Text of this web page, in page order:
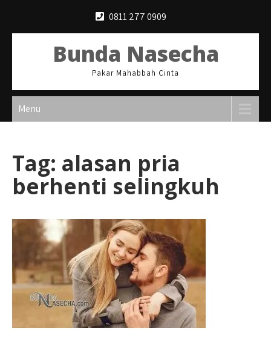
0811 277 0909
Bunda Nasecha
Pakar Mahabbah Cinta
Menu
Tag: alasan pria
berhenti selingkuh